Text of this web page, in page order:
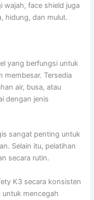
wajah, face shield juga
hidung, dan mulut.
yang berfungsi untuk
membesar. Tersedia
air, busa, atau
dengan jenis
sangat penting untuk
Selain itu, pelatihan
secara rutin.
K3 secara konsisten
mencegah